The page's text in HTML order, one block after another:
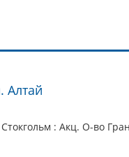
Алтай
: Акц. О-во